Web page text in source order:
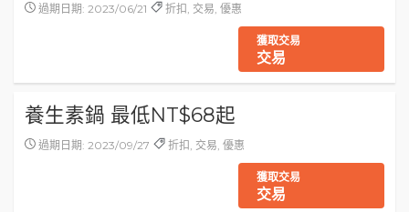
過期日期: 2023/06/21 折扣, 交易, 優惠
獲取交易
交易
養生素鍋 最低NT$68起
過期日期: 2023/09/27 折扣, 交易, 優惠
獲取交易
交易